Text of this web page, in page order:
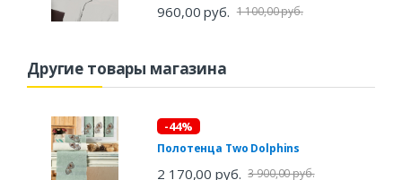
960,00 руб. 1 100,00 руб.
Другие товары магазина
-44%
Полотенца Two Dolphins
2 170,00 руб. 3 900,00 руб.